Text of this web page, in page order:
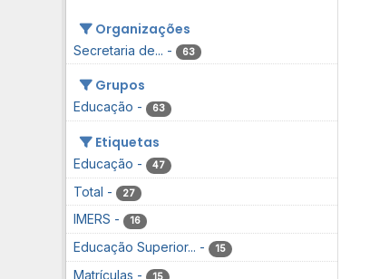
Organizações
Secretaria de... - 63
Grupos
Educação - 63
Etiquetas
Educação - 47
Total - 27
IMERS - 16
Educação Superior... - 15
Matrículas - 15